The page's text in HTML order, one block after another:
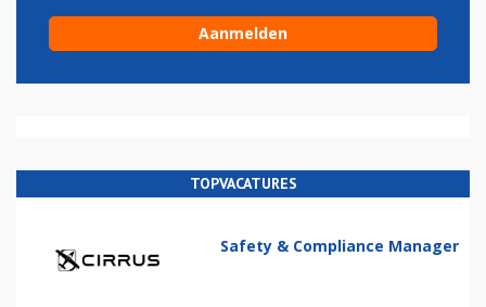
TOPVACATURES
Safety & Compliance Manager